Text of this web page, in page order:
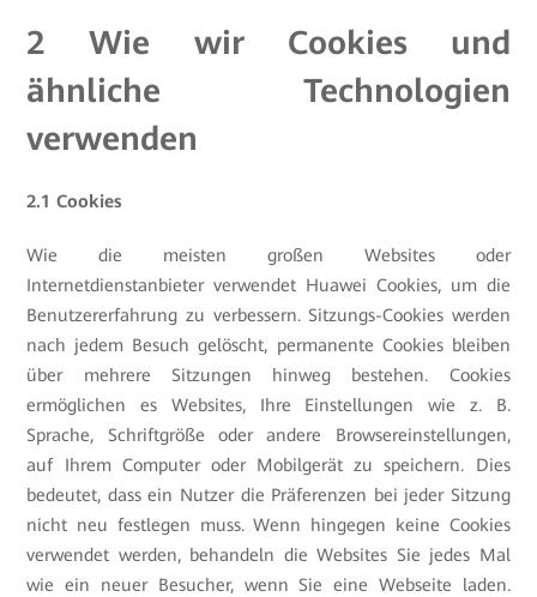
2 Wie wir Cookies und
ähnliche Technologien
verwenden
2.1 Cookies
Wie die meisten großen Websites oder
Internetdienstanbieter verwendet Huawei Cookies, um die
Benutzererfahrung zu verbessern. Sitzungs-Cookies werden
nach jedem Besuch gelöscht, permanente Cookies bleiben
über mehrere Sitzungen hinweg bestehen. Cookies
ermöglichen es Websites, Ihre Einstellungen wie z. B.
Sprache, Schriftgröße oder andere Browsereinstellungen,
auf Ihrem Computer oder Mobilgerät zu speichern. Dies
bedeutet, dass ein Nutzer die Präferenzen bei jeder Sitzung
nicht neu festlegen muss. Wenn hingegen keine Cookies
verwendet werden, behandeln die Websites Sie jedes Mal
wie ein neuer Besucher, wenn Sie eine Webseite laden.